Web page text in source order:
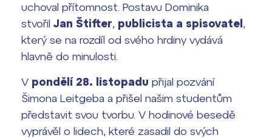
ČAG studentský
Maturitní témata
Harmonogram školního roku
Termíny maturit
uchoval přítomnost. Postavu Dominika
stvořil Jan Štifter, publicista a spisovatel ,
který se na rozdíl od svého hrdiny vydává
hlavně do minulosti.
V pondělí 28. listopadu přijal pozvání
Šimona Leitgeba a přišel našim studentům
představit svou tvorbu. V hodinové besedě
vyprávěl o lidech, které zasadil do svých